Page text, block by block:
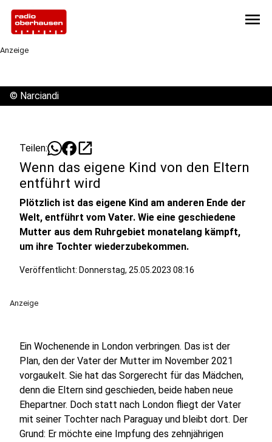
menu
Anzeige
© Narciandi
Teilen: open_in_new
Wenn das eigene Kind von den Eltern
entführt wird
Plötzlich ist das eigene Kind am anderen Ende der
Welt, entführt vom Vater. Wie eine geschiedene
Mutter aus dem Ruhrgebiet monatelang kämpft,
um ihre Tochter wiederzubekommen.
Veröffentlicht: Donnerstag, 25.05.2023 08:16
Anzeige
Ein Wochenende in London verbringen. Das ist der
Plan, den der Vater der Mutter im November 2021
vorgaukelt. Sie hat das Sorgerecht für das Mädchen,
denn die Eltern sind geschieden, beide haben neue
Ehepartner. Doch statt nach London fliegt der Vater
mit seiner Tochter nach Paraguay und bleibt dort. Der
Grund: Er möchte eine Impfung des zehnjährigen